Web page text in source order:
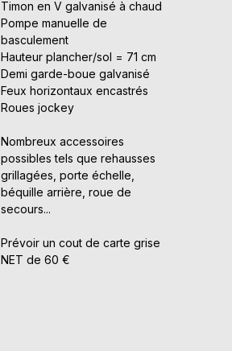
Timon en V galvanisé à chaud
Pompe manuelle de
basculement
Hauteur plancher/sol = 71 cm
Demi garde-boue galvanisé
Feux horizontaux encastrés
Roues jockey
Nombreux accessoires
possibles tels que rehausses
grillagées, porte échelle,
béquille arrière, roue de
secours...
Prévoir un cout de carte grise
NET de 60 €